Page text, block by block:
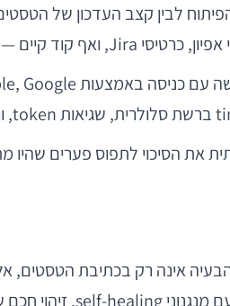
לבין קצב העדכון של
את הסיכוי לתפוס פערים שהיו